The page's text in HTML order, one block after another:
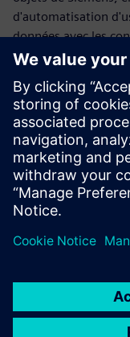
d'automatisation
données avec les
régulateurs.
À